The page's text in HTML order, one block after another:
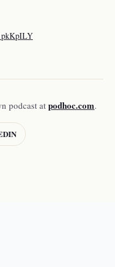
podcast at podhoc.com.